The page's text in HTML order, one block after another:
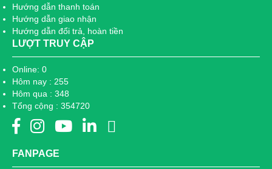
Hướng dẫn thanh toán
Hướng dẫn giao nhận
Hướng dẫn đổi trả, hoàn tiền
LƯỢT TRUY CẬP
Online: 0
Hôm nay : 255
Hôm qua : 348
Tổng cộng : 354720
FANPAGE